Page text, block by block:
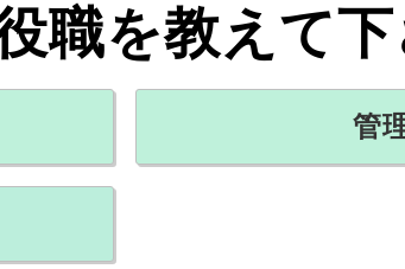
イルスの新規感染者数が前週比
職を教えて
管